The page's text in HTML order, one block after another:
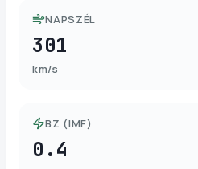
NAPSZÉL
301
km/s
BZ (IMF)
0.4